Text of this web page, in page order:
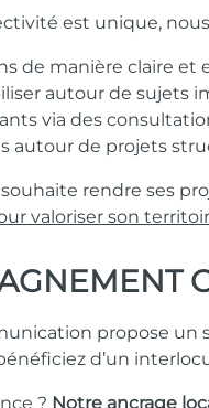
est unique,
de manière claire et
autour de sujets
via des
autour de projets
rendre ses
valoriser son
propose un
d’un
? Notre ancrage